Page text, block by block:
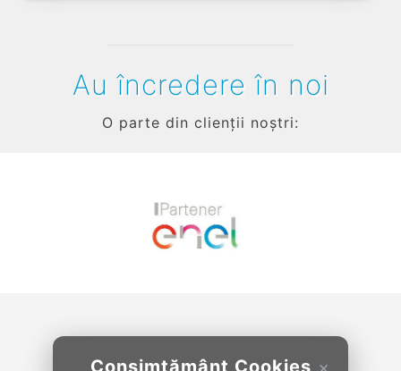
Consimțământ Cookies
Au încredere în noi
O parte din clienții noștri: